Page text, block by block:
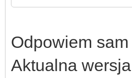
Odpowiem
Aktualna